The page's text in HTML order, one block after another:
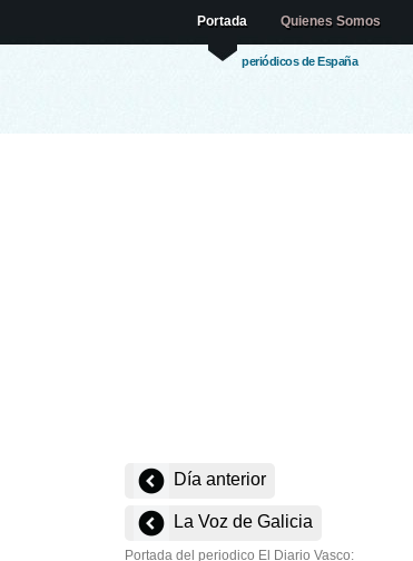
periódicos de España
Portada Quienes Somos
Día anterior
La Voz de Galicia
Portada del periodico El Diario Vasco: